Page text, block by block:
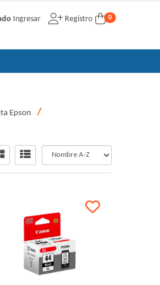
Ingresar Registro 0
Epson